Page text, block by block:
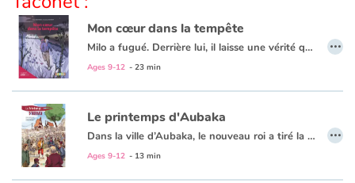
Mon cœur dans la tempête
Milo a fugué. Derrière lui, il laisse une vérité qu’il ne veut pas admettre : il a été adopté. Dans son cœur, la tempête fait rage. Sans cesse, une question revient et le taraude : "Est-ce qu’ils m’aimaient, ces parents qui m’ont abandonné ?". Au cours de sa fuite en avant, une rencontre incongrue l’aidera à mieux comprendre le sens de sa propre existence…et peu à peu trouver le chemin vers la résilience.
Ages 9-12 - 23 min
…
Le printemps d'Aubaka
Dans la ville d’Aubaka, le nouveau roi a tiré la sonnette d’alarme : une horde de barbares rôderait aux abords de la cité. Sans plus tarder, le souverain impose aux habitants des mesures de plus en plus contraignantes pour protéger le royaume de ce terrible danger. Même si personne n’a vu le début du commencement de l’ombre d’une menace, petit à petit, la peur fait son nid. Chacun se terre chez soi et le royaume s’enfonce dans un hiver gris et froid. Jusqu’au retour de Milann qui apporte avec lui le printemps...
Ages 9-12 - 13 min
…